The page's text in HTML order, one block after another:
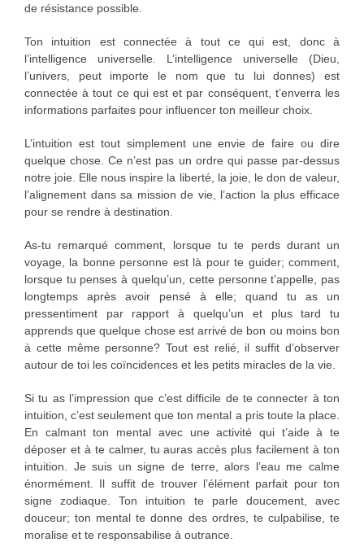
de résistance possible.
Ton intuition est connectée à tout ce qui est, donc à
l’intelligence universelle. L’intelligence universelle (Dieu,
l’univers, peut importe le nom que tu lui donnes) est
connectée à tout ce qui est et par conséquent, t’enverra les
informations parfaites pour influencer ton meilleur choix.
L’intuition est tout simplement une envie de faire ou dire
quelque chose. Ce n’est pas un ordre qui passe par-dessus
notre joie. Elle nous inspire la liberté, la joie, le don de valeur,
l’alignement dans sa mission de vie, l’action la plus efficace
pour se rendre à destination.
As-tu remarqué comment, lorsque tu te perds durant un
voyage, la bonne personne est là pour te guider; comment,
lorsque tu penses à quelqu’un, cette personne t’appelle, pas
longtemps après avoir pensé à elle; quand tu as un
pressentiment par rapport à quelqu’un et plus tard tu
apprends que quelque chose est arrivé de bon ou moins bon
à cette même personne? Tout est relié, il suffit d’observer
autour de toi les coïncidences et les petits miracles de la vie.
Si tu as l’impression que c’est difficile de te connecter à ton
intuition, c’est seulement que ton mental a pris toute la place.
En calmant ton mental avec une activité qui t’aide à te
déposer et à te calmer, tu auras accès plus facilement à ton
intuition. Je suis un signe de terre, alors l’eau me calme
énormément. Il suffit de trouver l’élément parfait pour ton
signe zodiaque. Ton intuition te parle doucement, avec
douceur; ton mental te donne des ordres, te culpabilise, te
moralise et te responsabilise à outrance.